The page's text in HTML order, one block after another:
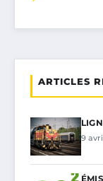
ARTICLES
9